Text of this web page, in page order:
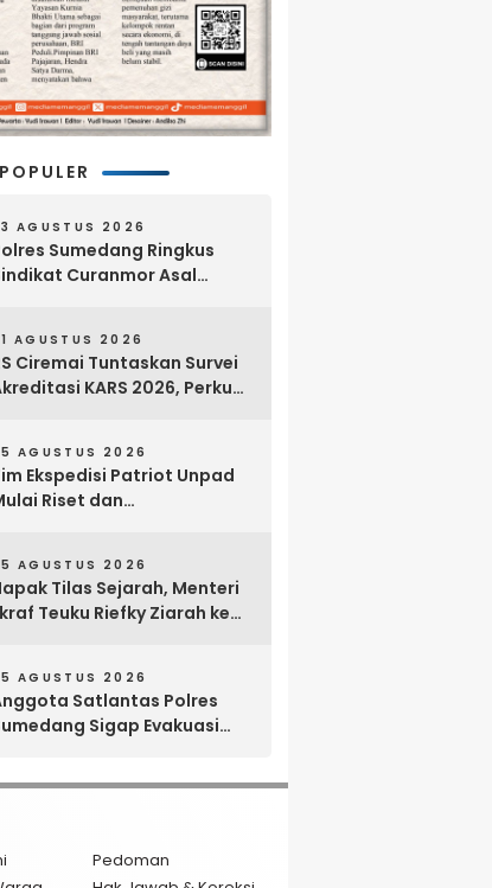
AGUSTUS 2026
Sumedang Ringkus
Curanmor Asal
AGUSTUS 2026
Ciremai Tuntaskan Survei
KARS 2026, Perkuat
AGUSTUS 2026
Ekspedisi Patriot Unpad
Riset dan
Fakfak
AGUSTUS 2026
Tilas Sejarah, Menteri
Teuku Riefky Ziarah ke
AGUSTUS 2026
Satlantas Polres
Sigap Evakuasi
Pedoman